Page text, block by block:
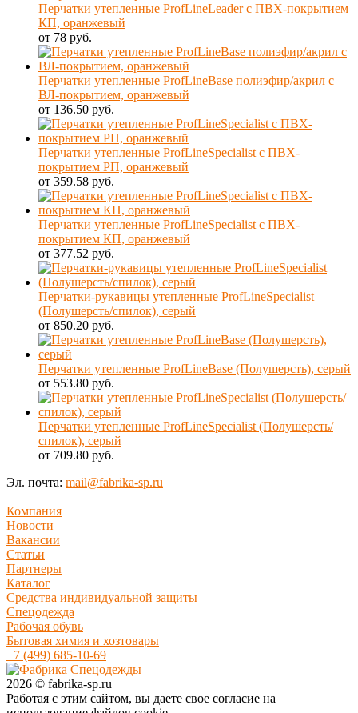
Перчатки утепленные ProfLineLeader с ПВХ-покрытием
КП, оранжевый
от 78 руб.
Перчатки утепленные ProfLineBase полиэфир/акрил с
ВЛ-покрытием, оранжевый
от 136.50 руб.
Перчатки утепленные ProfLineSpecialist с ПВХ-
покрытием РП, оранжевый
от 359.58 руб.
Перчатки утепленные ProfLineSpecialist с ПВХ-
покрытием КП, оранжевый
от 377.52 руб.
Перчатки-рукавицы утепленные ProfLineSpecialist
(Полушерсть/спилок), серый
от 850.20 руб.
Перчатки утепленные ProfLineBase (Полушерсть), серый
от 553.80 руб.
Перчатки утепленные ProfLineSpecialist (Полушерсть/
спилок), серый
от 709.80 руб.
Эл. почта: mail@fabrika-sp.ru
Компания
Новости
Вакансии
Статьи
Партнеры
Каталог
Средства индивидуальной защиты
Спецодежда
Рабочая обувь
Бытовая химия и хозтовары
+7 (499) 685-10-69
2026 © fabrika-sp.ru
Работая с этим сайтом, вы даете свое согласие на